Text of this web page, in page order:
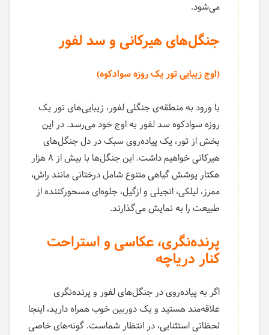
می‌شود.
جنگل‌های هیرکانی و سد لفور
(اوج زیبایی تور یک روزه سوادکوه)
با ورود به منطقه‌ی جنگلی لفور، زیبایی‌های تور یک
روزه سوادکوه سد لفور به اوج خود می‌رسد. در این
بخش از تور، یک پیاده‌روی سبک در دل جنگل‌های
هیرکانی خواهیم داشت. این جنگل‌ها با بیش از ۸ هزار
هکتار پوشش گیاهی متنوع شامل درختانی مانند راش،
ممرز، لیلکی، انجیلی و ازگیل، جلوه‌ای مسحورکننده از
طبیعت را به نمایش می‌گذارند.
پرنده‌نگری، عکاسی و استراحت
کنار دریاچه
اگر به پیاده‌روی در جنگل‌های لفور و پرنده‌نگری
علاقه‌مند هستید و یک دوربین خوب همراه دارید، اینجا
لحظاتی استثنایی، در انتظار شماست. گونه‌های خاصی